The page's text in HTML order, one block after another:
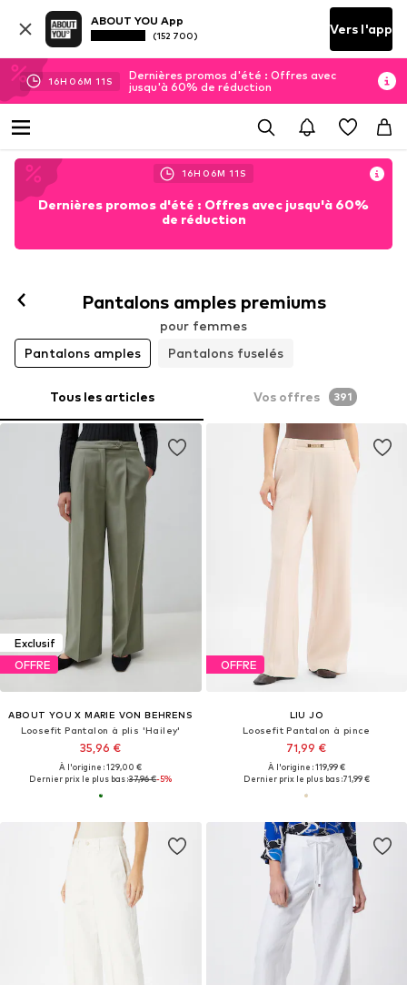
ABOUT YOU App
(152 700) Vers l'app
16H 06M 07S
Dernières promos d'été : Offres avec
jusqu'à 60% de réduction
16H 06M 07S
Dernières promos d'été : Offres avec jusqu'à 60%
de réduction
Pantalons amples premiums
pour femmes
Pantalons amples
Pantalons fuselés
Tous les articles Vos offres 391
Exclusif
OFFRE
ABOUT YOU X MARIE VON BEHRENS
Loosefit Pantalon à plis 'Hailey'
35,96 €
À l'origine : 129,00 €
Dernier prix le plus bas :37,96 €-5%
OFFRE
LIU JO
Loosefit Pantalon à pince
71,99 €
À l'origine : 119,99 €
Dernier prix le plus bas :71,99 €